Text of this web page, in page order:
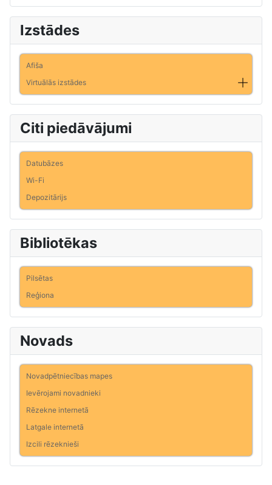
Izstādes
Afiša
Virtuālās izstādes
Citi piedāvājumi
Datubāzes
Wi-Fi
Depozitārijs
Bibliotēkas
Pilsētas
Reģiona
Novads
Novadpētniecības mapes
Ievērojami novadnieki
Rēzekne internetā
Latgale internetā
Izcili rēzeknieši